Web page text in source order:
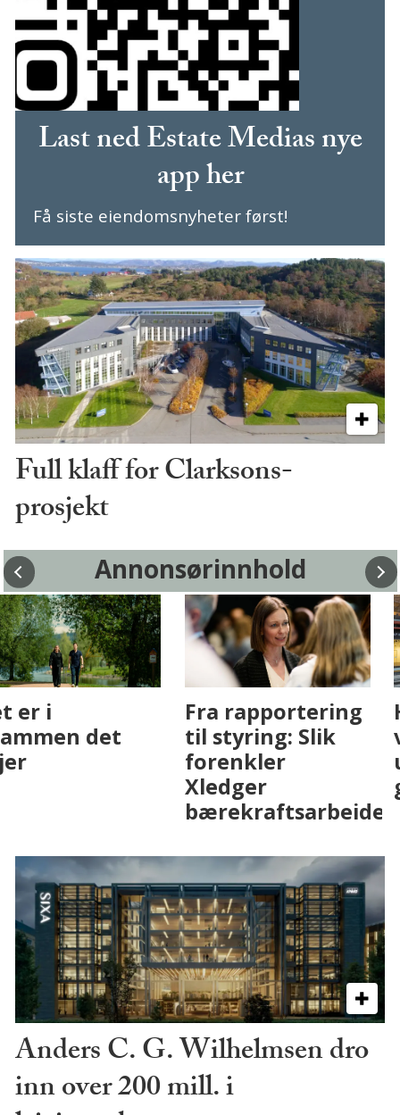
Last ned Estate Medias nye
app her
Få siste eiendomsnyheter først!
Full klaff for Clarksons-
prosjekt
Annonsørinnhold
Fenistra endrer
eiendomsbransjen
med AI. Slik ser vi
Det er i
Drammen det
skjer
Anders C. G. Wilhelmsen dro
inn over 200 mill. i